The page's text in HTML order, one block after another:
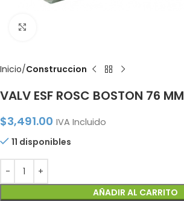
Inicio Construccion
VALV ESF ROSC BOSTON 76 MM
$3,491.00 IVA Incluido
11 disponibles
AÑADIR AL CARRITO